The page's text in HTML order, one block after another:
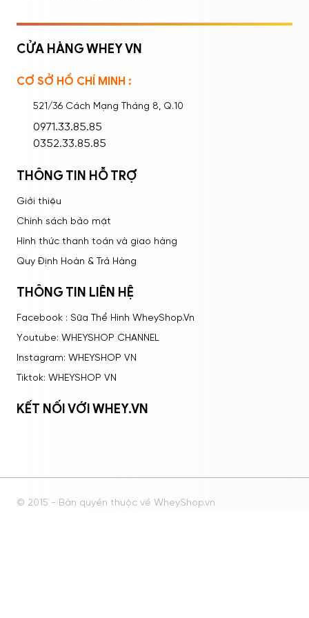
Ghi nhớ mật khẩu
CỬA HÀNG WHEY VN
CƠ SỞ HỒ CHÍ MINH :
521/36 Cách Mạng Tháng 8, Q.10
0971.33.85.85
0352.33.85.85
THÔNG TIN HỖ TRỢ
Giới thiệu
Chính sách bảo mật
Hình thức thanh toán và giao hàng
Quy Định Hoàn & Trả Hàng
THÔNG TIN LIÊN HỆ
Facebook : Sữa Thể Hình WheyShop.Vn
Youtube: WHEYSHOP CHANNEL
Instagram: WHEYSHOP VN
Tiktok: WHEYSHOP VN
KẾT NỐI VỚI WHEY.VN
© 2015 - Bản quyền thuộc về WheyShop.vn